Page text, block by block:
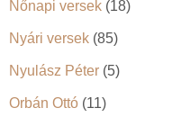
Nőnapi versek (18)
Nyári versek (85)
Nyulász Péter (5)
Orbán Ottó (11)